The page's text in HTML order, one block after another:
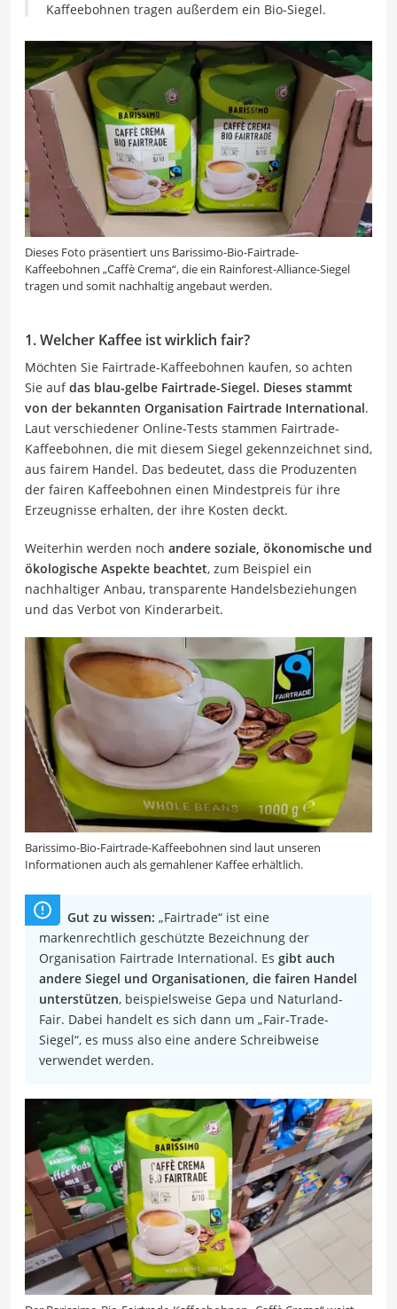
Kaffeebohnen tragen außerdem ein Bio-Siegel.
Dieses Foto präsentiert uns Barissimo-Bio-Fairtrade-
Kaffeebohnen „Caffè Crema“, die ein Rainforest-Alliance-Siegel
tragen und somit nachhaltig angebaut werden.
1. Welcher Kaffee ist wirklich fair?
Möchten Sie Fairtrade-Kaffeebohnen kaufen, so achten
Sie aufdas blau-gelbe Fairtrade-Siegel. Dieses stammt
von der bekannten Organisation Fairtrade International.
Laut verschiedener Online-Tests stammen Fairtrade-
Kaffeebohnen, die mit diesem Siegel gekennzeichnet sind,
aus fairem Handel. Das bedeutet, dass die Produzenten
der fairen Kaffeebohnen einen Mindestpreis für ihre
Erzeugnisse erhalten, der ihre Kosten deckt.
Weiterhin werden noch andere soziale, ökonomische und
ökologische Aspekte beachtet, zum Beispiel ein
nachhaltiger Anbau, transparente Handelsbeziehungen
und das Verbot von Kinderarbeit.
Barissimo-Bio-Fairtrade-Kaffeebohnen sind laut unseren
Informationen auch als gemahlener Kaffee erhältlich.
Gut zu wissen: „Fairtrade“ ist eine
markenrechtlich geschützte Bezeichnung der
Organisation Fairtrade International. Es gibt auch
andere Siegel und Organisationen, die fairen Handel
unterstützen, beispielsweise Gepa und Naturland-
Fair. Dabei handelt es sich dann um „Fair-Trade-
Siegel“, es muss also eine andere Schreibweise
verwendet werden.